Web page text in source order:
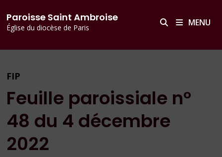
principal
au
contenu
Paroisse Saint Ambroise
Église du diocèse de Paris MENU
FIP
Feuille paroissiale n°
48 du 4 décembre
2022